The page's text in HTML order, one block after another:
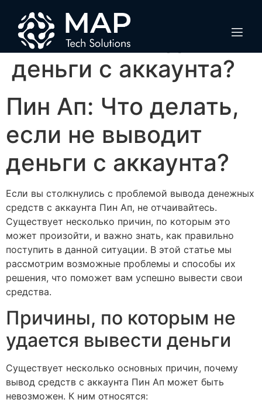
Пин Ап: Что делать,
если не выводит
деньги с аккаунта?
Пин Ап: Что делать,
если не выводит
деньги с аккаунта?
Если вы столкнулись с проблемой вывода денежных
средств с аккаунта Пин Ап, не отчаивайтесь.
Существует несколько причин, по которым это
может произойти, и важно знать, как правильно
поступить в данной ситуации. В этой статье мы
рассмотрим возможные проблемы и способы их
решения, что поможет вам успешно вывести свои
средства.
Причины, по которым не
удается вывести деньги
Существует несколько основных причин, почему
вывод средств с аккаунта Пин Ап может быть
невозможен. К ним относятся: